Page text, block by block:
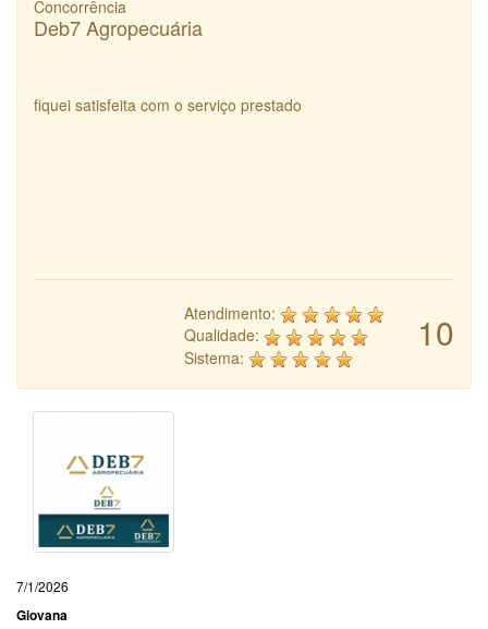
Concorrência
Deb7 Agropecuária
fiquei satisfeita com o serviço prestado
10
Atendimento:
Qualidade:
Sistema:
7/1/2026
Giovana